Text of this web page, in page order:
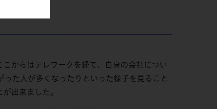
からはテレワークを経て、自身の会社につい
た人が多くなったりといった様子を見ること
出来ました。